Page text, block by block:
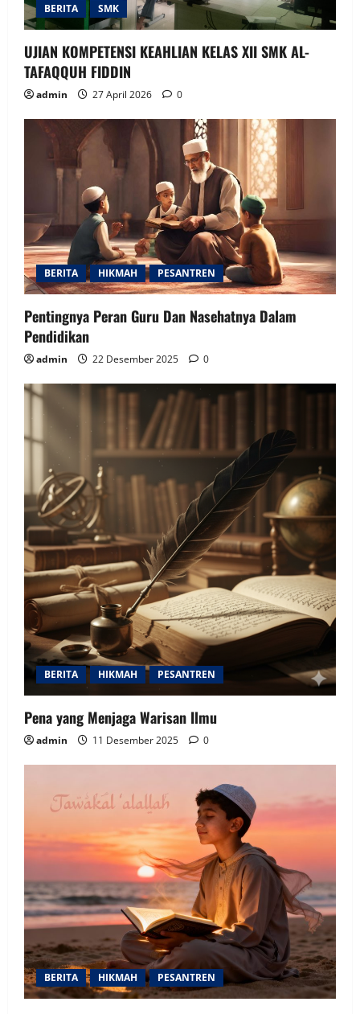
BERITA SMK
UJIAN KOMPETENSI KEAHLIAN KELAS XII SMK AL-
TAFAQQUH FIDDIN
admin 27 April 2026 0
BERITA HIKMAH PESANTREN
Pentingnya Peran Guru Dan Nasehatnya Dalam
Pendidikan
admin 22 Desember 2025 0
BERITA HIKMAH PESANTREN
Pena yang Menjaga Warisan Ilmu
admin 11 Desember 2025 0
BERITA HIKMAH PESANTREN